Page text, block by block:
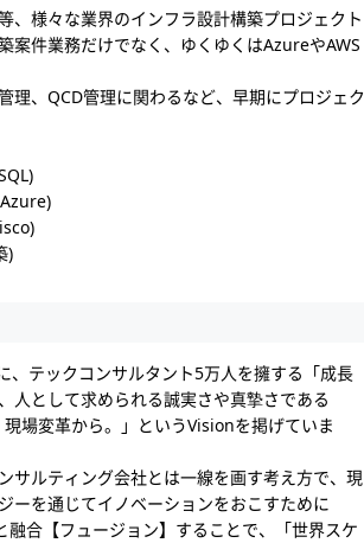
、様々な業界のインフラ設計構築プロジェクト
案件業務だけでなく、ゆくゆくはAzureやAWS
理、QCD管理に関わるなど、早期にプロジェク
)
テックコンサルタント5万人を擁する「成長
人として求められる誠実さや真摯さである
場変革から。」というVisionを掲げていま
サルティング会社とは一線を画す考え方で、現
ーを通じてイノベーションをおこすために
合【フュージョン】することで、「世界スケ